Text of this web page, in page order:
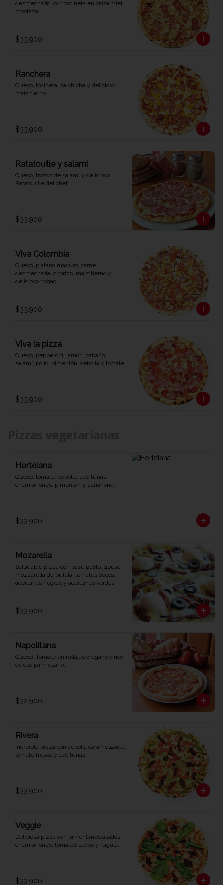
desmechado, con tocineta en salsa miel
mostaza..
$33.900
Ranchera
Queso, tocineta, salchicha y delicioso
maíz tierno.
$33.900
Ratatouille y salami
Queso, trozos de salamí y delicioso
Ratatouille del chef.
$33.900
Viva Colombia
Queso, platano maduro, carne
desmechada, chorizo, maíz tierno y
delicioso hogao.
$33.900
Viva la pizza
Queso, pepperoni, jamón, cabano,
salamí, pollo, pimentón, cebolla y tomate.
$33.900
Hortelana
Queso, tomate, cebolla, aceitunas,
champiñones, pimentón y zanahoria.
$33.900
Mozarella
Saludable pizza con base pesto, queso
mozzarella de búfala, tomates secos,
aceitunas negras y aceitunas verdes.
$33.900
Napolitana
Queso, Tomate en rodajas orégano y rico
queso parmesano.
$32.900
Rivera
Increíble pizza con cebolla caramelizada,
tomate fresco y aceitunas.
$33.900
Veggie
Deliciosa pizza con pimentones asados,
champiñones, tomates secos y rúgula.
$33.900